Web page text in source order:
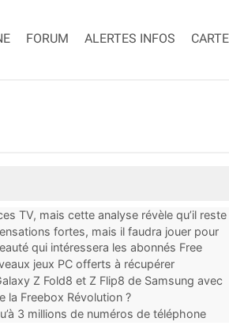
FORUM ALERTES INFOS
TV, mais cette analyse révèle qu’il reste
fortes, mais il faudra jouer pour
qui intéressera les abonnés Free
jeux PC offerts à récupérer
Z Fold8 et Z Flip8 de Samsung avec
la Freebox Révolution ?
3 millions de numéros de téléphone